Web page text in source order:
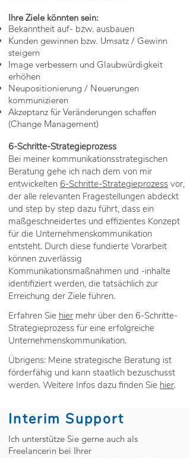
Ihre Ziele könnten sein:
Bekanntheit auf- bzw. ausbauen
Kunden gewinnen bzw. Umsatz / Gewinn
steigern
Image verbessern und Glaubwürdigkeit
erhöhen
Neupositionierung / Neuerungen
kommunizieren
Akzeptanz für Veränderungen schaffen
(Change Management)
6-Schritte-Strategieprozess
Bei meiner kommunikationsstrategischen
Beratung gehe ich nach dem von mir
entwickelten 6-Schritte-Strategieprozess vor,
der alle relevanten Fragestellungen abdeckt
und step by step dazu führt, dass ein
maßgeschneidertes und effizientes Konzept
für die Unternehmenskommunikation
entsteht. Durch diese fundierte Vorarbeit
können zuverlässig
Kommunikationsmaßnahmen und -inhalte
identifiziert werden, die tatsächlich zur
Erreichung der Ziele führen.
Erfahren Sie hier mehr über den 6-Schritte-
Strategieprozess für eine erfolgreiche
Unternehmenskommunikation.
Übrigens: Meine strategische Beratung ist
förderfähig und kann staatlich bezuschusst
werden. Weitere Infos dazu finden Sie hier.
Interim Support
Ich unterstütze Sie gerne auch als
Freelancerin bei Ihrer